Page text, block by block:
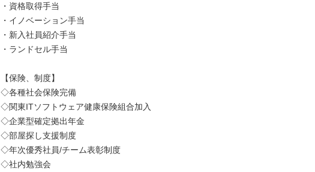
・資格取得手当
・イノベーション手当
・新入社員紹介手当
・ランドセル手当
【保険、制度】
◇各種社会保険完備
◇関東ITソフトウェア健康保険組合加入
◇企業型確定拠出年金​
◇部屋探し支援制度
◇年次優秀社員/チーム表彰制度
◇社内勉強会